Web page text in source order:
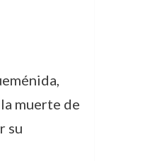
muerte de
su